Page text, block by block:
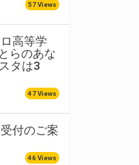
57 Views
高等学
らのあな
タは3
47 Views
付のご案
46 Views